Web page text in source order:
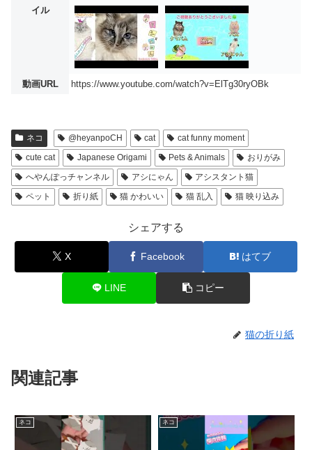
イル
動画URL https://www.youtube.com/watch?v=ElTg30ryOBk
ネコ @heyanpoCH cat
cat funny moment
cute cat
Japanese Origami Pets & Animals
おりがみ
へやんぽっチャンネル
アシにゃん
アシスタント猫
ペット
折り紙 猫 かわいい 猫 乱入 猫 映り込み
シェアする
X Facebook はてブ
LINE コピー
猫の折り紙
関連記事
ネコ ネコ